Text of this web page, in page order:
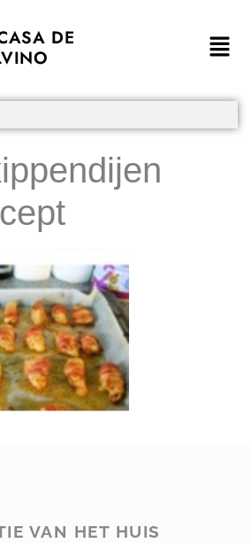
DE
VAN HET HUIS